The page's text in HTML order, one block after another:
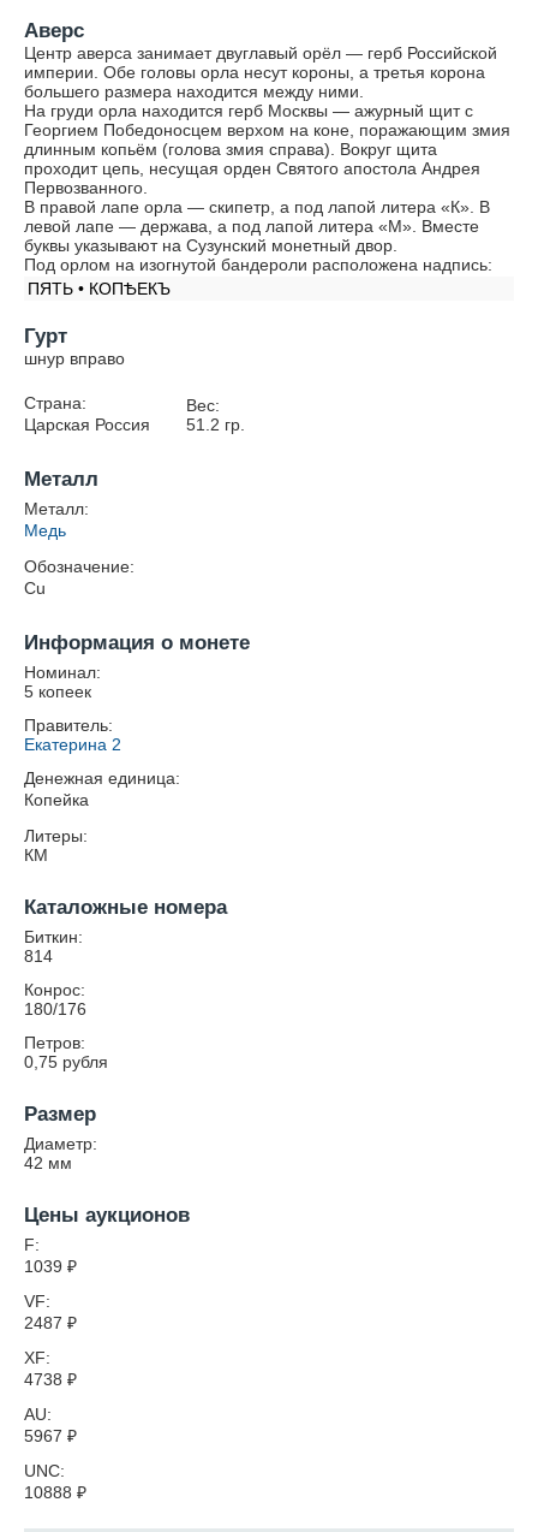
Аверс
Центр аверса занимает двуглавый орёл — герб Российской
империи. Обе головы орла несут короны, а третья корона
большего размера находится между ними.
На груди орла находится герб Москвы — ажурный щит с
Георгием Победоносцем верхом на коне, поражающим змия
длинным копьём (голова змия справа). Вокруг щита
проходит цепь, несущая орден Святого апостола Андрея
Первозванного.
В правой лапе орла — скипетр, а под лапой литера «К». В
левой лапе — держава, а под лапой литера «М». Вместе
буквы указывают на Сузунский монетный двор.
Под орлом на изогнутой бандероли расположена надпись:
ПЯТЬ • КОПѢЕКЪ
Гурт
шнур вправо
Страна:
Царская Россия
Вес:
51.2 гр.
Металл
Металл:
Медь
Обозначение:
Cu
Информация о монете
Номинал:
5 копеек
Правитель:
Екатерина 2
Денежная единица:
Копейка
Литеры:
КМ
Каталожные номера
Биткин:
814
Конрос:
180/176
Петров:
0,75 рубля
Размер
Диаметр:
42 мм
Цены аукционов
F:
1039 ₽
VF:
2487 ₽
XF:
4738 ₽
AU:
5967 ₽
UNC:
10888 ₽